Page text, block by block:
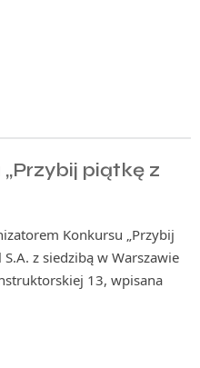
piątkę z
Konkursu „Przybij
z siedzibą w Warszawie
13, wpisana